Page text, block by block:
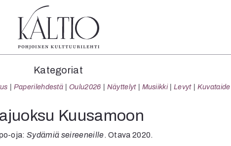
Lehdet
4/2026
1/2026
6/2025
5/2025 saame
Tilaus ja
Toimitus
Mediatiedot
Kategoriat
Paperilehdestä Oulu2026 Näyttelyt Musiikki Levyt Kuvataide
Kuusamoon
oja:Sydämiä seireeneille. Otava 2020.